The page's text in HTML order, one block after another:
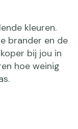
kleuren.
brander en de
bij jou in
hoe weinig